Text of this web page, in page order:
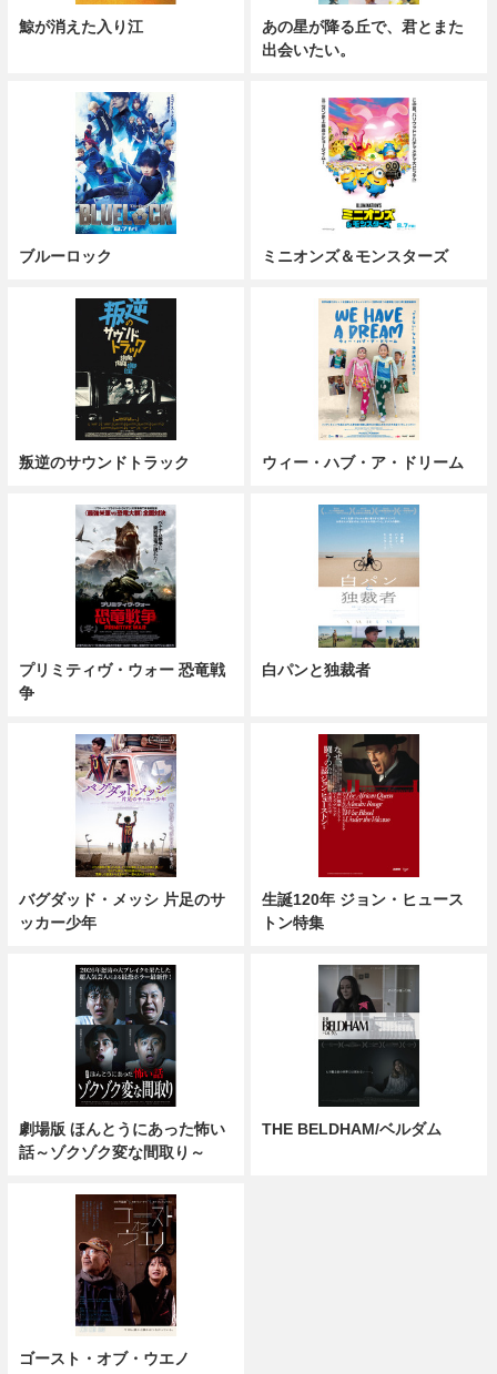
鯨が消えた入り江
あの星が降る丘で、君とまた
出会いたい。
ブルーロック ミニオンズ＆モンスターズ
叛逆のサウンドトラック ウィー・ハブ・ア・ドリーム
プリミティヴ・ウォー 恐竜戦
争
白パンと独裁者
バグダッド・メッシ 片足のサ
ッカー少年
生誕120年 ジョン・ヒュース
トン特集
劇場版 ほんとうにあった怖い
話～ゾクゾク変な間取り～
THE BELDHAM/ベルダム
ゴースト・オブ・ウエノ